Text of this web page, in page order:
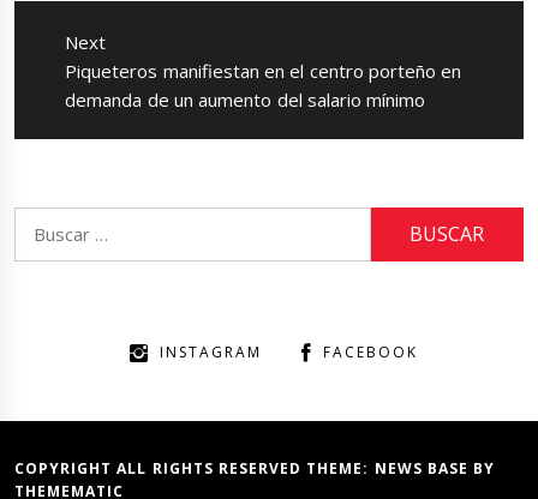
Next
Next
post:
Piqueteros manifiestan en el centro porteño en
demanda de un aumento del salario mínimo
INSTAGRAM FACEBOOK
COPYRIGHT ALL RIGHTS RESERVED THEME: NEWS BASE BY
THEMEMATIC